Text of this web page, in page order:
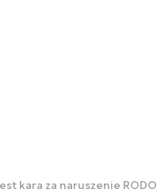
kara za naruszenie RODO